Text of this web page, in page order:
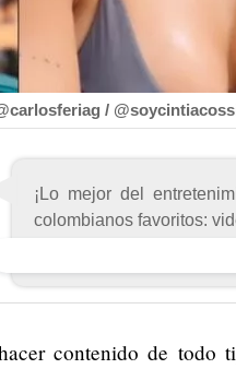
/
¡Lo mejor del
colombianos favoritos:
contenido de todo